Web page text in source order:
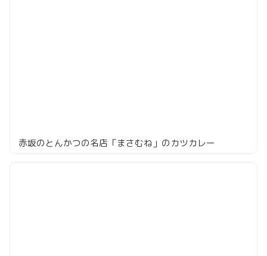
赤坂のとんかつの名店「まさむね」のカツカレー